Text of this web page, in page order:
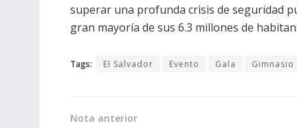
superar una profunda crisis de seguridad
gran mayoría de sus 6.3 millones de
Tags: El Salvador Evento Gala Gimnasio
Nota anterior